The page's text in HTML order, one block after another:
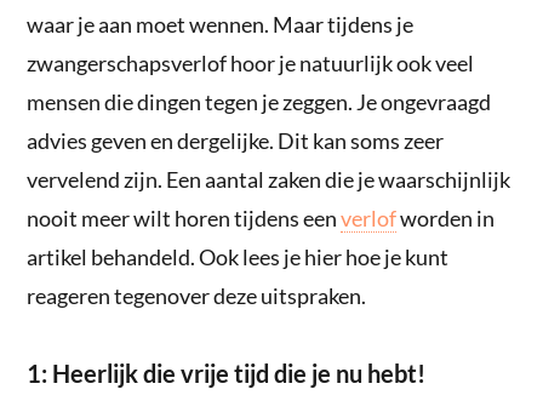
waar je aan moet wennen. Maar tijdens je
zwangerschapsverlof hoor je natuurlijk ook veel
mensen die dingen tegen je zeggen. Je ongevraagd
advies geven en dergelijke. Dit kan soms zeer
vervelend zijn. Een aantal zaken die je waarschijnlijk
nooit meer wilt horen tijdens eenverlofworden in
artikel behandeld. Ook lees je hier hoe je kunt
reageren tegenover deze uitspraken.
1: Heerlijk die vrije tijd die je nu hebt!